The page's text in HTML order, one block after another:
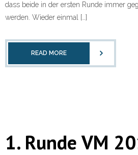
dass beide in der ersten Runde immer
werden. Wieder einmal […]
READ MORE
1. Runde VM